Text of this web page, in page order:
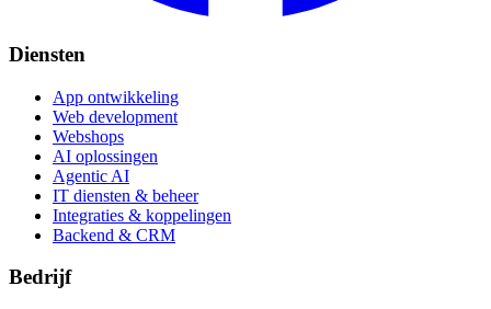
Diensten
App ontwikkeling
Web development
Webshops
AI oplossingen
Agentic AI
IT diensten & beheer
Integraties & koppelingen
Backend & CRM
Bedrijf